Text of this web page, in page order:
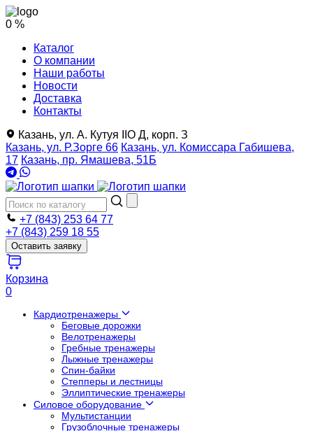
0 %
Каталог
О компании
Наши работы
Новости
Доставка
Контакты
Казань, ул. А. Кутуя IIO Д, корп. З
Казань, ул. Р.Зорге 66 Казань, ул. Комиссара Габишева,
17 Казань, пр. Ямашева, 51Б
+7 (843) 253 64 77
+7 (843) 259 18 55
Оставить заявку
Корзина
0
Кардиотренажеры
Беговые дорожки
Велотренажеры
Гребные тренажеры
Лыжные тренажеры
Спин-байки
Степперы и лестницы
Эллиптические тренажеры
Силовое оборудование
Мультистанции
Грузоблочные тренажеры